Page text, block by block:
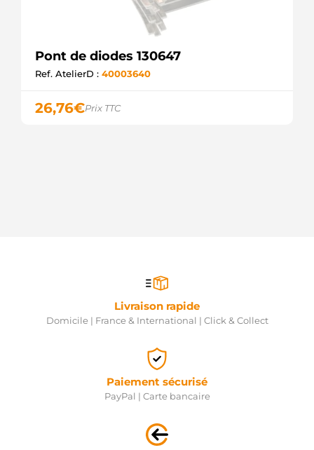
Pont de diodes 130647
Ref. AtelierD : 40003640
26,76€Prix TTC
Livraison rapide
Domicile | France & International | Click & Collect
Paiement sécurisé
PayPal | Carte bancaire